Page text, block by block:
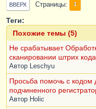
ВВЕРХ Страницы 1
Теги:
Похожие темы (5)
Не срабатывает
сканировании штрих кода
Автор Leschyu
Просьба помочь с кодом
подчиненного
Автор Holic